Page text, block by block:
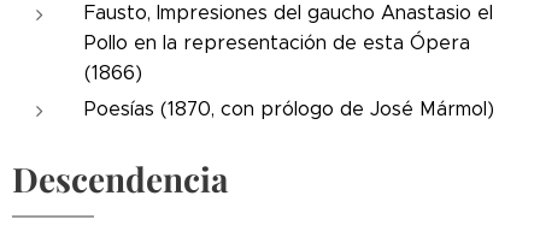
Fausto, Impresiones del gaucho Anastasio el
Pollo en la representación de esta Ópera
(1866)
Poesías (1870, con prólogo de José Mármol)
Descendencia